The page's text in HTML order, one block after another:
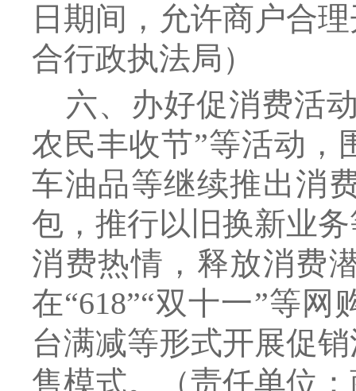
日期间，允许商户合
合行政执法局 ）
六、办好促消费活
农民丰收节”等活动，
车油品等继续推出消
包，推行以旧换新业
消费热情，释放消费
在“618”“双十一”等
台满减等形式开展促
售模式。
（责任单位